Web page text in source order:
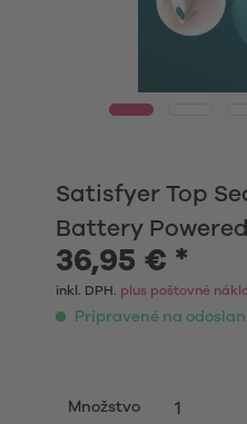
Satisfyer Top
Battery Powered
36,95 € *
inkl. DPH. plus poštovné
Pripravené na
Množstvo